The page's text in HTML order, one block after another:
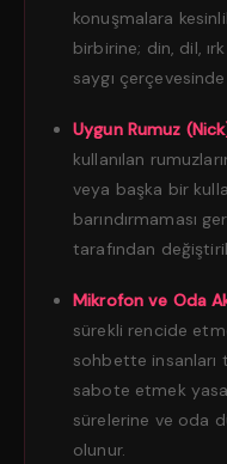
konuşmalara
birbirine; din, dil,
saygı
Uygun Rumuz
kullanılan
veya başka bir
barındırmaması
tarafından
Mikrofon ve Oda
sürekli rencide
sohbette insanları
sabote etmek
sürelerine ve oda
olunur.